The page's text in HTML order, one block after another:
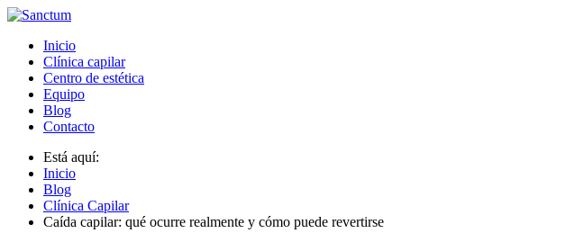
Inicio
Clínica capilar
Centro de estética
Equipo
Blog
Contacto
Está aquí:
Inicio
Blog
Clínica Capilar
Caída capilar: qué ocurre realmente y cómo puede revertirse